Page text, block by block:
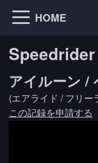
HOME
Speedrider
アイルーン /
(エアライド / フリー
この記録を申請する